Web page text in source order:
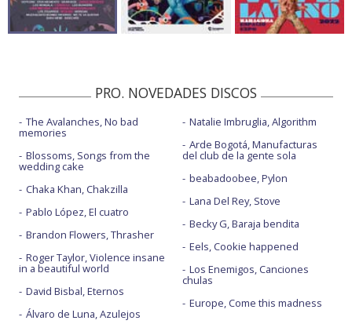
PRO. NOVEDADES DISCOS
The Avalanches, No bad
memories
Blossoms, Songs from the
wedding cake
Chaka Khan, Chakzilla
Pablo López, El cuatro
Brandon Flowers, Thrasher
Roger Taylor, Violence insane
in a beautiful world
David Bisbal, Eternos
Álvaro de Luna, Azulejos
Natalie Imbruglia, Algorithm
Arde Bogotá, Manufacturas
del club de la gente sola
beabadoobee, Pylon
Lana Del Rey, Stove
Becky G, Baraja bendita
Eels, Cookie happened
Los Enemigos, Canciones
chulas
Europe, Come this madness